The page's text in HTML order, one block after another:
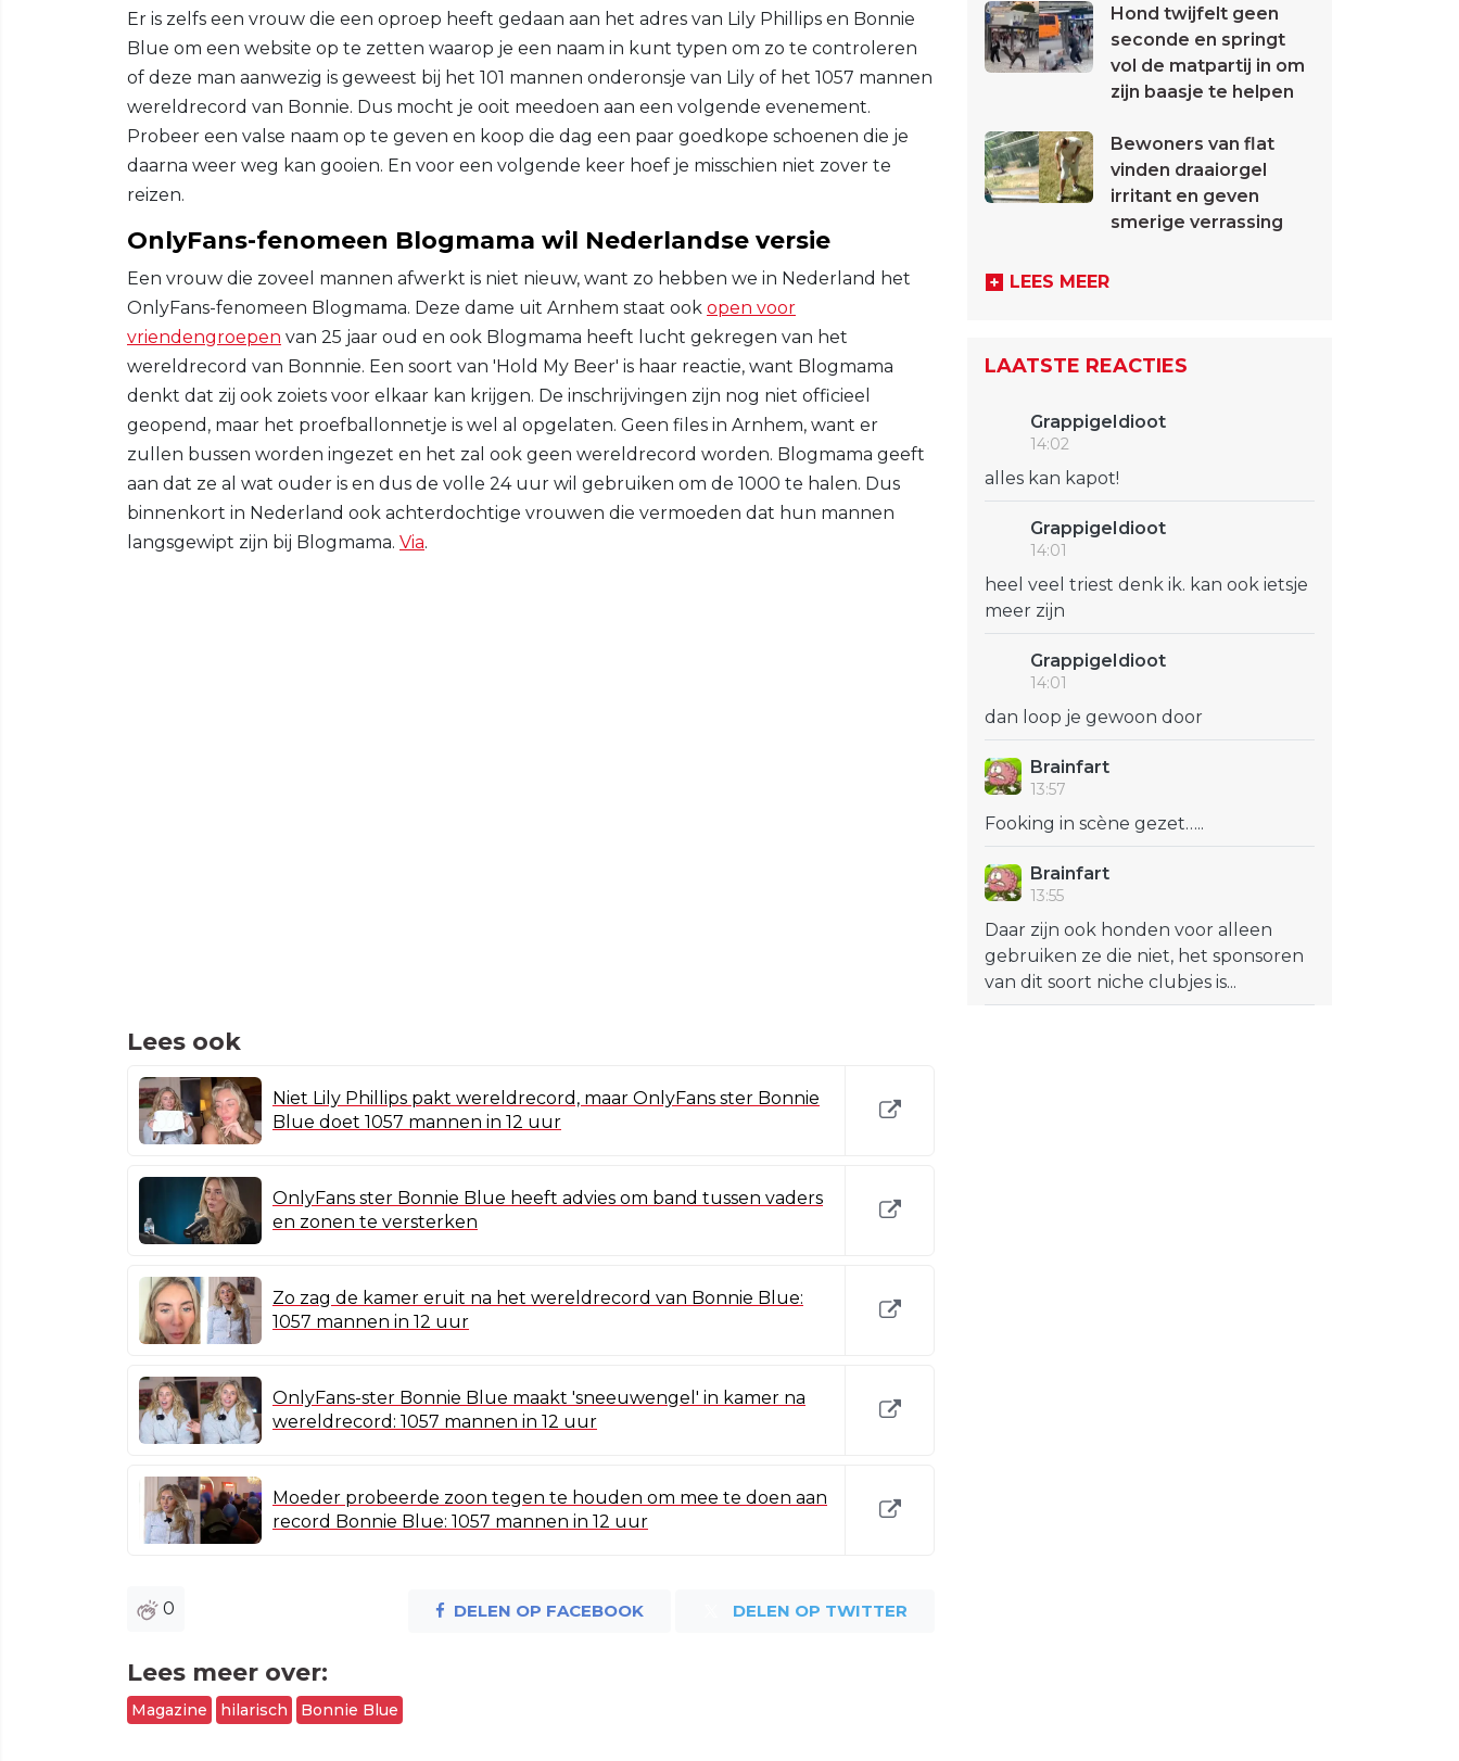
Er is zelfs een vrouw die een oproep heeft gedaan aan het adres van Lily Phillips en Bonnie
Blue om een website op te zetten waarop je een naam in kunt typen om zo te controleren
of deze man aanwezig is geweest bij het 101 mannen onderonsje van Lily of het 1057 mannen
wereldrecord van Bonnie. Dus mocht je ooit meedoen aan een volgende evenement.
Probeer een valse naam op te geven en koop die dag een paar goedkope schoenen die je
daarna weer weg kan gooien. En voor een volgende keer hoef je misschien niet zover te
reizen.
OnlyFans-fenomeen Blogmama wil Nederlandse versie
Een vrouw die zoveel mannen afwerkt is niet nieuw, want zo hebben we in Nederland het
OnlyFans-fenomeen Blogmama. Deze dame uit Arnhem staat ook open voor
vriendengroepen van 25 jaar oud en ook Blogmama heeft lucht gekregen van het
wereldrecord van Bonnnie. Een soort van 'Hold My Beer' is haar reactie, want Blogmama
denkt dat zij ook zoiets voor elkaar kan krijgen. De inschrijvingen zijn nog niet officieel
geopend, maar het proefballonnetje is wel al opgelaten. Geen files in Arnhem, want er
zullen bussen worden ingezet en het zal ook geen wereldrecord worden. Blogmama geeft
aan dat ze al wat ouder is en dus de volle 24 uur wil gebruiken om de 1000 te halen. Dus
binnenkort in Nederland ook achterdochtige vrouwen die vermoeden dat hun mannen
langsgewipt zijn bij Blogmama. Via.
Lees ook
Niet Lily Phillips pakt wereldrecord, maar OnlyFans ster Bonnie
Blue doet 1057 mannen in 12 uur
OnlyFans ster Bonnie Blue heeft advies om band tussen vaders
en zonen te versterken
Zo zag de kamer eruit na het wereldrecord van Bonnie Blue:
1057 mannen in 12 uur
OnlyFans-ster Bonnie Blue maakt 'sneeuwengel' in kamer na
wereldrecord: 1057 mannen in 12 uur
Moeder probeerde zoon tegen te houden om mee te doen aan
record Bonnie Blue: 1057 mannen in 12 uur
0 DELEN OP FACEBOOK DELEN OP TWITTER
Lees meer over:
Magazine hilarisch Bonnie Blue
Hond twijfelt geen
seconde en springt
vol de matpartij in om
zijn baasje te helpen
Bewoners van flat
vinden draaiorgel
irritant en geven
smerige verrassing
LEES MEER
LAATSTE REACTIES
GrappigeIdioot
14:02
alles kan kapot!
GrappigeIdioot
14:01
heel veel triest denk ik. kan ook ietsje
meer zijn
GrappigeIdioot
14:01
dan loop je gewoon door
Brainfart
13:57
Fooking in scène gezet…..
Brainfart
13:55
Daar zijn ook honden voor alleen
gebruiken ze die niet, het sponsoren
van dit soort niche clubjes is...